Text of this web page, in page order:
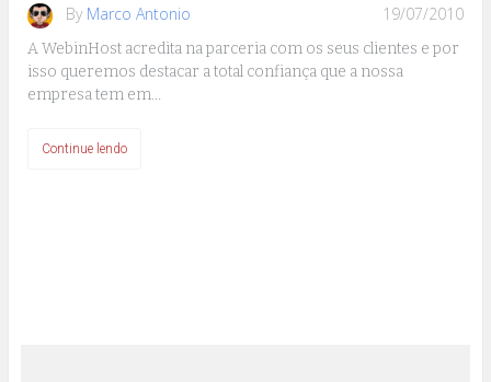
By Marco Antonio 19/07/2010
A WebinHost acredita na parceria com os seus clientes e por
isso queremos destacar a total confiança que a nossa
empresa tem em…
Continue lendo